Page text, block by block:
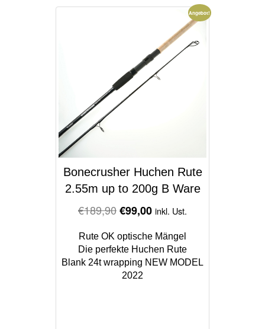
Angebot!
Bonecrusher Huchen Rute
2.55m up to 200g B Ware
€189,90Original
was:
€189,90.
€99,00Current
is:
€99,00.
inkl. Ust.
Rute OK optische Mängel
Die perfekte Huchen Rute
Blank 24t wrapping NEW MODEL
2022